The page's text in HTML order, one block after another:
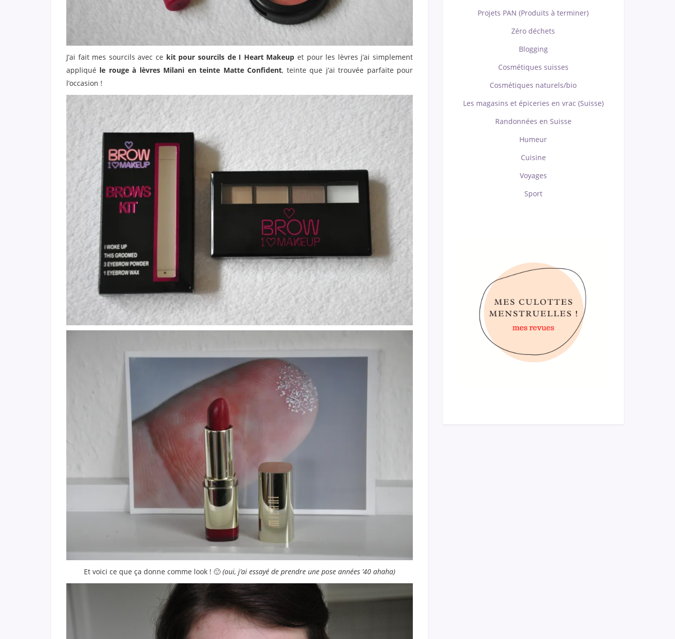
J’ai fait mes sourcils avec ce kit pour sourcils de I Heart Makeup et pour les lèvres j’ai simplement
appliqué le rouge à lèvres Milani en teinte Matte Confident, teinte que j’ai trouvée parfaite pour
l’occasion !
Et voici ce que ça donne comme look ! 🙂 (oui, j’ai essayé de prendre une pose années ’40 ahaha)
Projets PAN (Produits à terminer)
Zéro déchets
Blogging
Cosmétiques suisses
Cosmétiques naturels/bio
Les magasins et épiceries en vrac (Suisse)
Randonnées en Suisse
Humeur
Cuisine
Voyages
Sport